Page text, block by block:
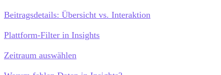
Beitragsdetails: Übersicht vs. Interaktion
Plattform-Filter in Insights
Zeitraum auswählen